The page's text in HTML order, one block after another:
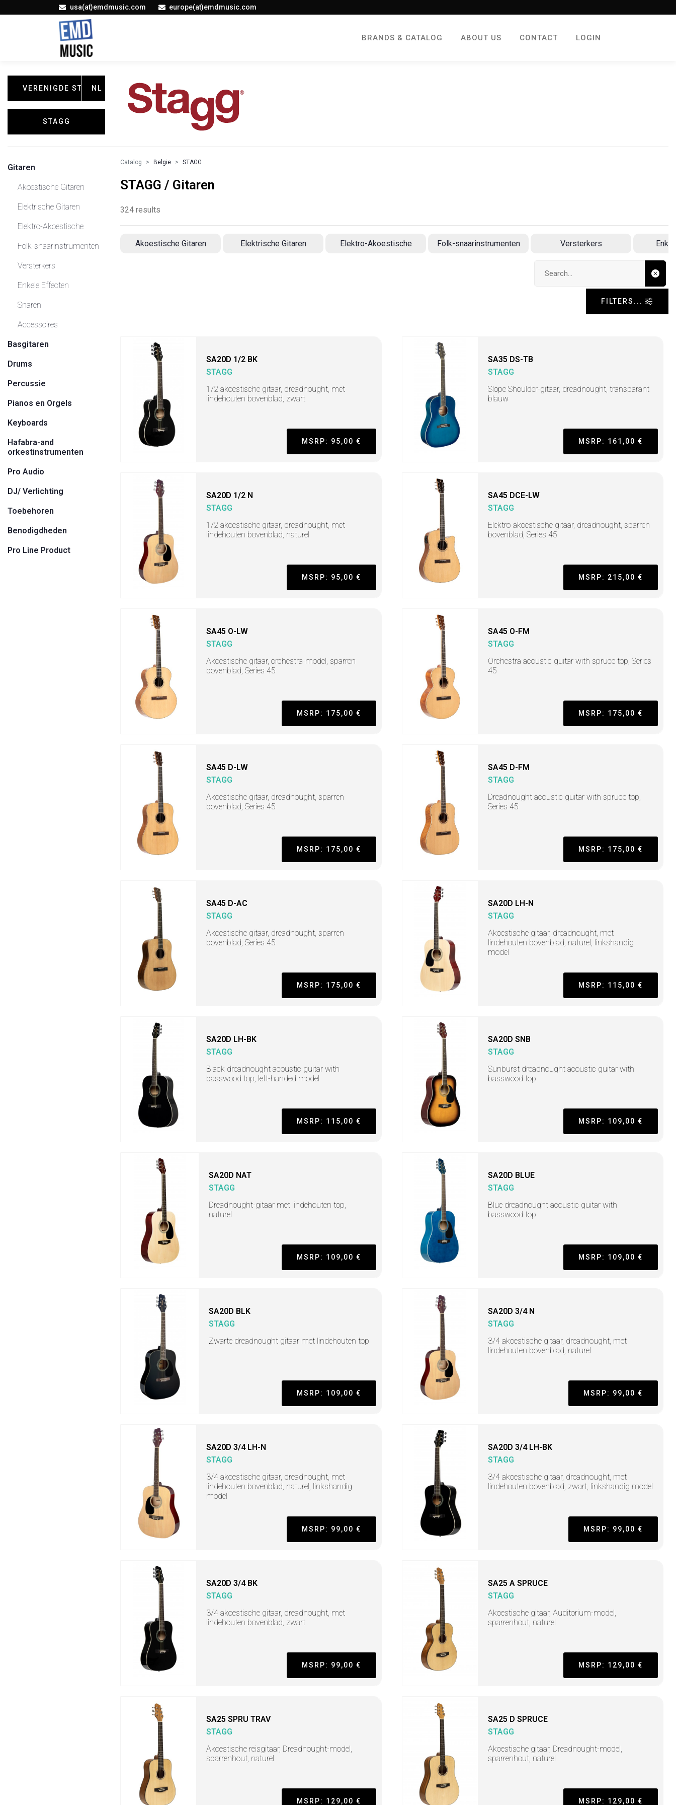
usa(at)emdmusic.com europe(at)emdmusic.com
BRANDS & CATALOG ABOUT US CONTACT LOGIN
VERENIGDE STATEN
NL
STAGG
Gitaren
Akoestische Gitaren
Elektrische Gitaren
Elektro-Akoestische
Folk-snaarinstrumenten
Versterkers
Enkele Effecten
Snaren
Accessoires
Basgitaren
Drums
Percussie
Pianos en Orgels
Keyboards
Hafabra-and
orkestinstrumenten
Pro Audio
DJ/ Verlichting
Toebehoren
Benodigdheden
Pro Line Product
Catalog Belgie STAGG
STAGG / Gitaren
324 results
Akoestische Gitaren Elektrische Gitaren Elektro-Akoestische Folk-snaarinstrumenten Versterkers
FILTERS...
SA20D 1/2 BK
STAGG
1/2 akoestische gitaar, dreadnought, met
lindehouten bovenblad, zwart
MSRP: 95,00 €
SA35 DS-TB
STAGG
Slope Shoulder-gitaar, dreadnought, transparant
blauw
MSRP: 161,00 €
SA20D 1/2 N
STAGG
1/2 akoestische gitaar, dreadnought, met
lindehouten bovenblad, naturel
MSRP: 95,00 €
SA45 DCE-LW
STAGG
Elektro-akoestische gitaar, dreadnought, sparren
bovenblad, Series 45
MSRP: 215,00 €
SA45 O-LW
STAGG
Akoestische gitaar, orchestra-model, sparren
bovenblad, Series 45
MSRP: 175,00 €
SA45 O-FM
STAGG
Orchestra acoustic guitar with spruce top, Series
45
MSRP: 175,00 €
SA45 D-LW
STAGG
Akoestische gitaar, dreadnought, sparren
bovenblad, Series 45
MSRP: 175,00 €
SA45 D-FM
STAGG
Dreadnought acoustic guitar with spruce top,
Series 45
MSRP: 175,00 €
SA45 D-AC
STAGG
Akoestische gitaar, dreadnought, sparren
bovenblad, Series 45
MSRP: 175,00 €
SA20D LH-N
STAGG
Akoestische gitaar, dreadnought, met
lindehouten bovenblad, naturel, linkshandig
model
MSRP: 115,00 €
SA20D LH-BK
STAGG
Black dreadnought acoustic guitar with
basswood top, left-handed model
MSRP: 115,00 €
SA20D SNB
STAGG
Sunburst dreadnought acoustic guitar with
basswood top
MSRP: 109,00 €
SA20D NAT
STAGG
Dreadnought-gitaar met lindehouten top,
naturel
MSRP: 109,00 €
SA20D BLUE
STAGG
Blue dreadnought acoustic guitar with
basswood top
MSRP: 109,00 €
SA20D BLK
STAGG
Zwarte dreadnought gitaar met lindehouten top
MSRP: 109,00 €
SA20D 3/4 N
STAGG
3/4 akoestische gitaar, dreadnought, met
lindehouten bovenblad, naturel
MSRP: 99,00 €
SA20D 3/4 LH-N
STAGG
3/4 akoestische gitaar, dreadnought, met
lindehouten bovenblad, naturel, linkshandig
model
MSRP: 99,00 €
SA20D 3/4 LH-BK
STAGG
3/4 akoestische gitaar, dreadnought, met
lindehouten bovenblad, zwart, linkshandig model
MSRP: 99,00 €
SA20D 3/4 BK
STAGG
3/4 akoestische gitaar, dreadnought, met
lindehouten bovenblad, zwart
MSRP: 99,00 €
SA25 A SPRUCE
STAGG
Akoestische gitaar, Auditorium-model,
sparrenhout, naturel
MSRP: 129,00 €
SA25 SPRU TRAV
STAGG
Akoestische reisgitaar, Dreadnought-model,
sparrenhout, naturel
MSRP: 129,00 €
SA25 D SPRUCE
STAGG
Akoestische gitaar, Dreadnought-model,
sparrenhout, naturel
MSRP: 129,00 €